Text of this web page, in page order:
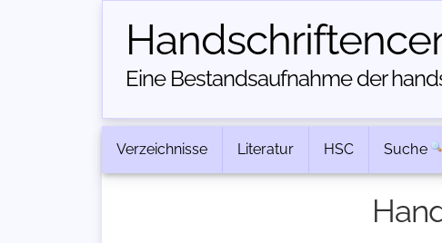
Eine Bestandsaufnahme der
Verzeichnisse Literatur HSC Suche